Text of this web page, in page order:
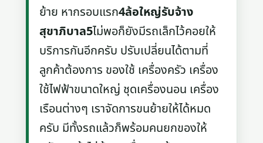
ย้าย หากรอบแรก4ล้อใหญ่รับจ้าง
สุขาภิบาล5ไม่พอก็ยังมีรถเล็กไว้คอยให้
บริการกันอีกครับ ปรับเปลี่ยนได้ตามที่
ลูกค้าต้องการ ของใช้ เครื่องครัว เครื่อง
ใช้ไฟฟ้าขนาดใหญ่ ชุดเครื่องนอน เครื่อง
เรือนต่างๆ เราจัดการขนย้ายให้ได้หมด
ครับ มีทั้งรถแล้วก็พร้อมคนยกของให้